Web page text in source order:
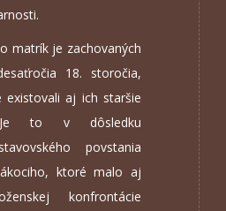
matrík je zachovaných
18. storočia,
existovali aj ich staršie
Je to v dôsledku
povstania
ktoré malo aj
konfrontácie